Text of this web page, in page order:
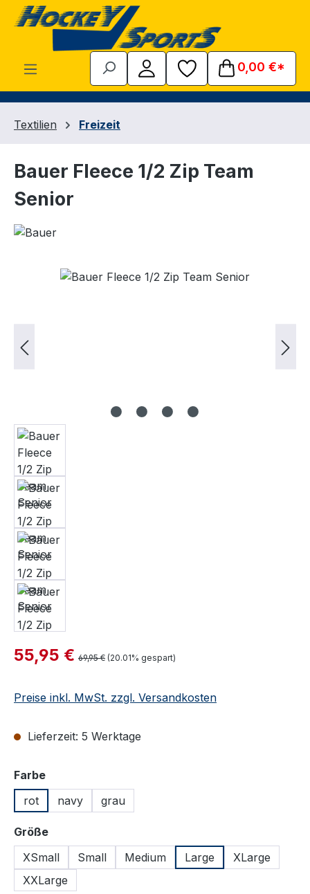
Zum Hauptinhalt springen
0,00 €*
Textilien Freizeit
Bauer Fleece 1/2 Zip Team
Senior
Bildergalerie überspringen
Verkaufspreis:
55,95 € Regulärer Preis:
69,95 € (20.01% gespart)
Preise inkl. MwSt. zzgl. Versandkosten
Lieferzeit: 5 Werktage
Farbeauswählen
rot
navy grau
Größeauswählen
XSmall
Small Medium Large
XLarge
XXLarge